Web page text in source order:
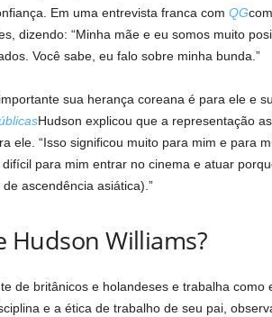
Em uma entrevista franca com QG
dizendo: “Minha mãe e eu somos muito
Você sabe, eu falo sobre minha bunda.”
sua herança coreana é para ele e
Hudson explicou que a representação
ele. “Isso significou muito para mim e para
para mim entrar no cinema e atuar
ascendência asiática).”
Hudson Williams?
de britânicos e holandeses e trabalha como
e a ética de trabalho de seu pai,